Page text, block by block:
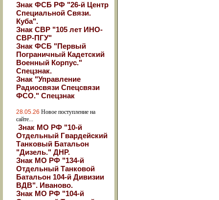
Знак ФСБ РФ "26-й Центр
Специальной Связи.
Куба".
Знак СВР "105 лет ИНО-
СВР-ПГУ"
Знак ФСБ "Первый
Пограничный Кадетский
Военный Корпус."
Спецзнак.
Знак "Управление
Радиосвязи Спецсвязи
ФСО." Спецзнак
28.05.26 Новое поступление на
сайте...
Знак МО РФ "10-й
Отдельный Гвардейский
Танковый Батальон
"Дизель." ДНР.
Знак МО РФ "134-й
Отдельный Танковой
Батальон 104-й Дивизии
ВДВ". Иваново.
Знак МО РФ "104-й